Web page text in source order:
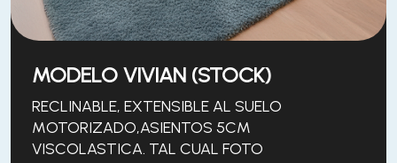
MODELO VIVIAN (STOCK)
RECLINABLE, EXTENSIBLE AL SUELO
MOTORIZADO,ASIENTOS 5CM
VISCOLASTICA. TAL CUAL FOTO